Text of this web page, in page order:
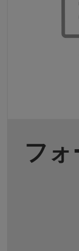
フ